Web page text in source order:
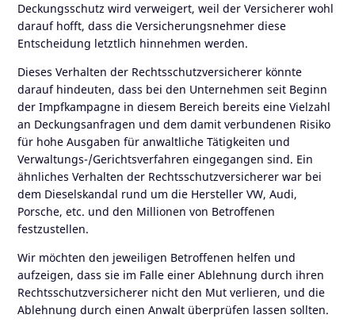
Deckungsschutz wird verweigert, weil der Versicherer wohl
darauf hofft, dass die Versicherungsnehmer diese
Entscheidung letztlich hinnehmen werden.
Dieses Verhalten der Rechtsschutzversicherer könnte
darauf hindeuten, dass bei den Unternehmen seit Beginn
der Impfkampagne in diesem Bereich bereits eine Vielzahl
an Deckungsanfragen und dem damit verbundenen Risiko
für hohe Ausgaben für anwaltliche Tätigkeiten und
Verwaltungs-/Gerichtsverfahren eingegangen sind. Ein
ähnliches Verhalten der Rechtsschutzversicherer war bei
dem Dieselskandal rund um die Hersteller VW, Audi,
Porsche, etc. und den Millionen von Betroffenen
festzustellen.
Wir möchten den jeweiligen Betroffenen helfen und
aufzeigen, dass sie im Falle einer Ablehnung durch ihren
Rechtsschutzversicherer nicht den Mut verlieren, und die
Ablehnung durch einen Anwalt überprüfen lassen sollten.